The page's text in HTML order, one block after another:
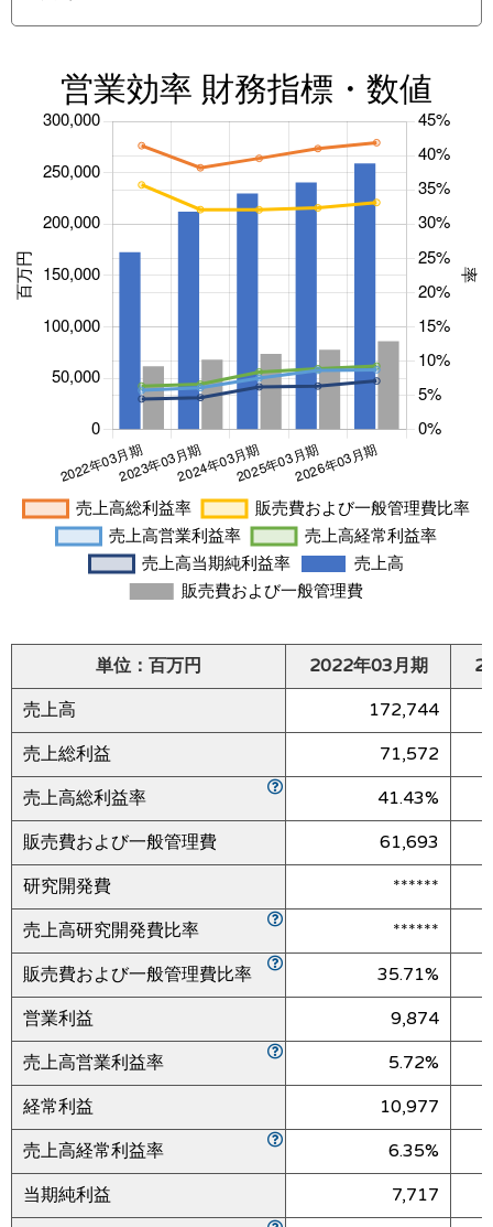
単位：百万円 2022年03月期
売上高
172,744
売上総利益
71,572
売上高総利益率
41.43%
販売費および一般管理費
61,693
研究開発費
******
売上高研究開発費比率
******
販売費および一般管理費比率
35.71%
営業利益
9,874
売上高営業利益率
5.72%
経常利益
10,977
売上高経常利益率
6.35%
当期純利益
7,717